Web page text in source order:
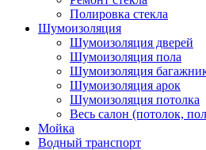
Полировка стекла
Шумоизоляция
Шумоизоляция дверей
Шумоизоляция пола
Шумоизоляция
Шумоизоляция арок
Шумоизоляция потолка
Весь салон (потолок,
Мойка
Водный транспорт